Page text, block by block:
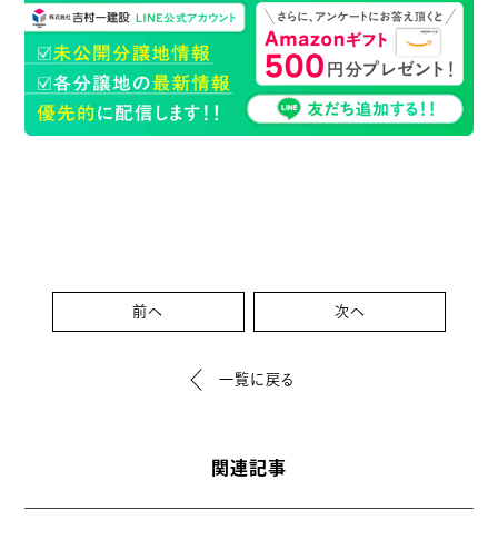
前へ 次へ
一覧に戻る
関連記事